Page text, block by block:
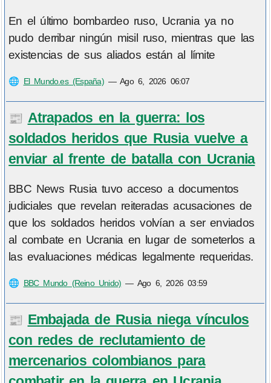
En el último bombardeo ruso, Ucrania ya no
pudo derribar ningún misil ruso, mientras que las
existencias de sus aliados están al límite
🌐 El Mundo.es (España)—Ago 6, 2026 06:07
📰 Atrapados en la guerra: los
soldados heridos que Rusia vuelve a
enviar al frente de batalla con Ucrania
BBC News Rusia tuvo acceso a documentos
judiciales que revelan reiteradas acusaciones de
que los soldados heridos volvían a ser enviados
al combate en Ucrania en lugar de someterlos a
las evaluaciones médicas legalmente requeridas.
🌐 BBC Mundo (Reino Unido) — Ago 6, 2026 03:59
📰 Embajada de Rusia niega vínculos
con redes de reclutamiento de
mercenarios colombianos para